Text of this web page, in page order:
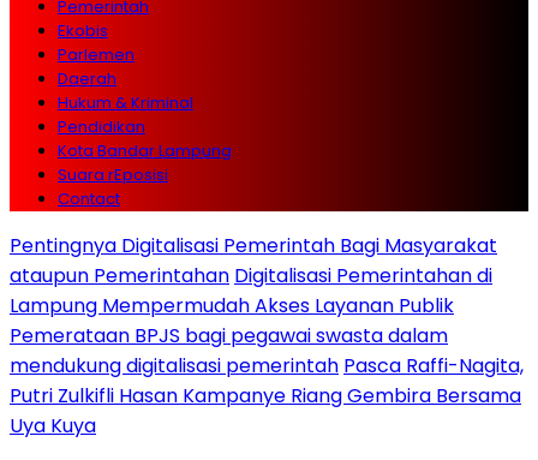
Pemerintah
Ekobis
Parlemen
Daerah
Hukum & Kriminal
Pendidikan
Kota Bandar Lampung
Suara rEposisi
Contact
Pentingnya Digitalisasi Pemerintah Bagi Masyarakat
ataupun Pemerintahan Digitalisasi Pemerintahan di
Lampung Mempermudah Akses Layanan Publik
Pemerataan BPJS bagi pegawai swasta dalam
mendukung digitalisasi pemerintah Pasca Raffi-Nagita,
Putri Zulkifli Hasan Kampanye Riang Gembira Bersama
Uya Kuya